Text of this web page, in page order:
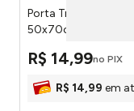
Porta Travesseiro
50x70cm 2961 -
R$ 14,99no PIX
R$ 14,99 em